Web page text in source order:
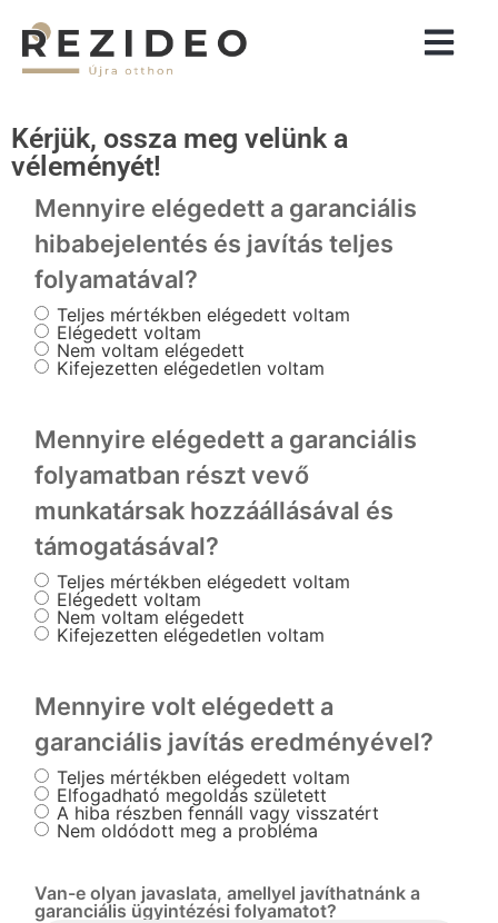
Kérjük, ossza meg velünk a
véleményét!
Mennyire elégedett a garanciális
hibabejelentés és javítás teljes
folyamatával?
Teljes mértékben elégedett voltam
Elégedett voltam
Nem voltam elégedett
Kifejezetten elégedetlen voltam
Mennyire elégedett a garanciális
folyamatban részt vevő
munkatársak hozzáállásával és
támogatásával?
Teljes mértékben elégedett voltam
Elégedett voltam
Nem voltam elégedett
Kifejezetten elégedetlen voltam
Mennyire volt elégedett a
garanciális javítás eredményével?
Teljes mértékben elégedett voltam
Elfogadható megoldás született
A hiba részben fennáll vagy visszatért
Nem oldódott meg a probléma
Van-e olyan javaslata, amellyel javíthatnánk a
garanciális ügyintézési folyamatot?